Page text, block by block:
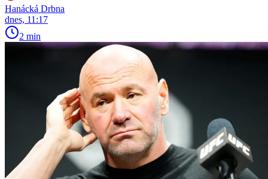
Hanácká Drbna
dnes, 11:17
2 min